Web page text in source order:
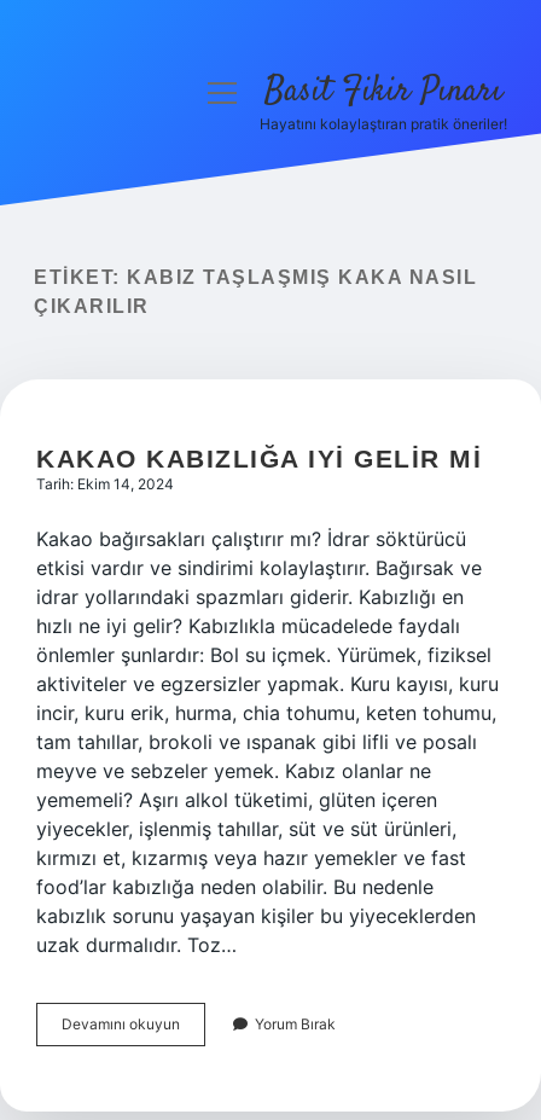
Yasal Uyarı
menüyüBasit Fikir Pınarı
Hayatını kolaylaştıran pratik öneriler!
ETIKET:
KABIZ TAŞLAŞMIŞ KAKA NASIL
ÇIKARILIR
KAKAO KABIZLIĞA IYI GELIR MI
Tarih: Ekim 14, 2024
Kakao bağırsakları çalıştırır mı? İdrar söktürücü
etkisi vardır ve sindirimi kolaylaştırır. Bağırsak ve
idrar yollarındaki spazmları giderir. Kabızlığı en
hızlı ne iyi gelir? Kabızlıkla mücadelede faydalı
önlemler şunlardır: Bol su içmek. Yürümek, fiziksel
aktiviteler ve egzersizler yapmak. Kuru kayısı, kuru
incir, kuru erik, hurma, chia tohumu, keten tohumu,
tam tahıllar, brokoli ve ıspanak gibi lifli ve posalı
meyve ve sebzeler yemek. Kabız olanlar ne
yememeli? Aşırı alkol tüketimi, glüten içeren
yiyecekler, işlenmiş tahıllar, süt ve süt ürünleri,
kırmızı et, kızarmış veya hazır yemekler ve fast
food’lar kabızlığa neden olabilir. Bu nedenle
kabızlık sorunu yaşayan kişiler bu yiyeceklerden
uzak durmalıdır. Toz…
Devamını okuyun
Kabızlığa
Mi
Yorum Bırak